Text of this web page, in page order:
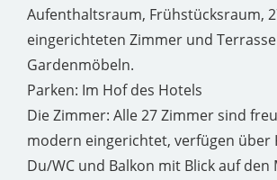
Aufenthaltsraum, Frühstücksraum,
eingerichteten Zimmer und
Gardenmöbeln.
Parken: Im Hof des Hotels
Die Zimmer: Alle 27 Zimmer sind
modern eingerichtet, verfügen über
Du/WC und Balkon mit Blick auf den